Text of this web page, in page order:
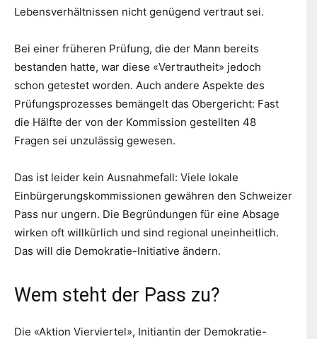
Lebensverhältnissen nicht genügend vertraut sei.
Bei einer früheren Prüfung, die der Mann bereits
bestanden hatte, war diese «Vertrautheit» jedoch
schon getestet worden. Auch andere Aspekte des
Prüfungsprozesses bemängelt das Obergericht: Fast
die Hälfte der von der Kommission gestellten 48
Fragen sei unzulässig gewesen.
Das ist leider kein Ausnahmefall: Viele lokale
Einbürgerungskommissionen gewähren den Schweizer
Pass nur ungern. Die Begründungen für eine Absage
wirken oft willkürlich und sind regional uneinheitlich.
Das will die Demokratie-Initiative ändern.
Wem steht der Pass zu?
Die «Aktion Vierviertel», Initiantin der Demokratie-